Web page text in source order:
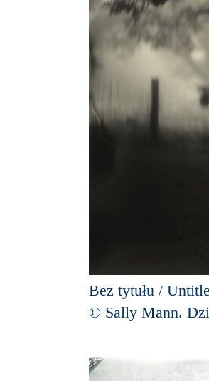
Bez tytułu /
© Sally Mann.